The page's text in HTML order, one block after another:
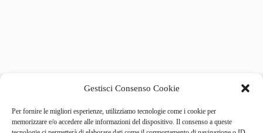
Gestisci Consenso Cookie
Per fornire le migliori esperienze, utilizziamo tecnologie come i cookie per
memorizzare e/o accedere alle informazioni del dispositivo. Il consenso a queste
psicologia e salute mentale.